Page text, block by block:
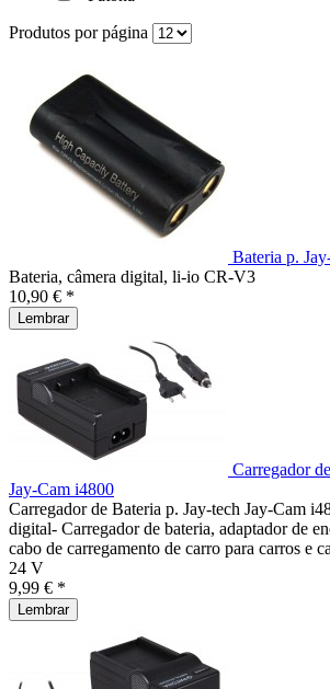
Produtos por página
Bateria p.
Bateria, câmera digital, li-io CR-V3
10,90 € *
Lembrar
Carregador
Jay-Cam i4800
Carregador de Bateria p. Jay-tech Jay-Cam
digital- Carregador de bateria, adaptador de
cabo de carregamento de carro para carros e
24 V
9,99 € *
Lembrar